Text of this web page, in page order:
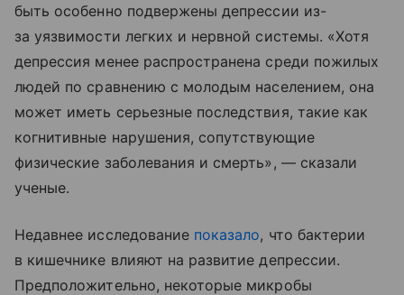
быть особенно подвержены депрессии из-
за уязвимости легких и нервной системы. «Хотя
депрессия менее распространена среди пожилых
людей по сравнению с молодым населением, она
может иметь серьезные последствия, такие как
когнитивные нарушения, сопутствующие
физические заболевания и смерть», — сказали
ученые.
Недавнее исследование показало, что бактерии
в кишечнике влияют на развитие депрессии.
Предположительно, некоторые микробы